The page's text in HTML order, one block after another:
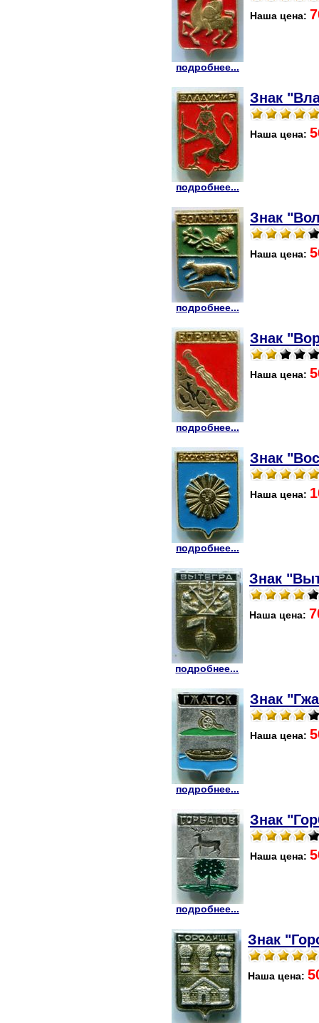
подробнее...
Наша цена:
подробнее...
Знак
Наша цена:
подробнее...
Знак
Наша цена:
подробнее...
Знак
Наша цена:
подробнее...
Знак
Наша цена:
подробнее...
Знак
Наша цена:
подробнее...
Знак
Наша цена:
подробнее...
Знак
Наша цена:
Знак
Наша цена: